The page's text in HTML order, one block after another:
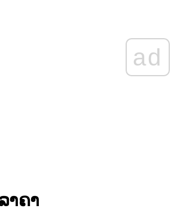
ad
າຄາ